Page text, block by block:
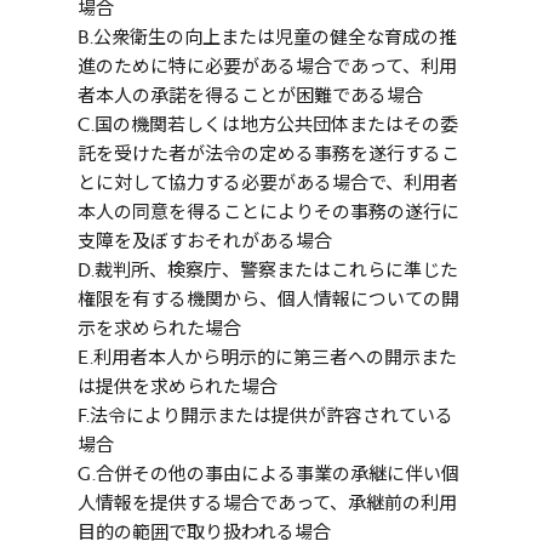
場合
B.公衆衛生の向上または児童の健全な育成の推
進のために特に必要がある場合であって、利用
者本人の承諾を得ることが困難である場合
C.国の機関若しくは地方公共団体またはその委
託を受けた者が法令の定める事務を遂行するこ
とに対して協力する必要がある場合で、利用者
本人の同意を得ることによりその事務の遂行に
支障を及ぼすおそれがある場合
D.裁判所、検察庁、警察またはこれらに準じた
権限を有する機関から、個人情報についての開
示を求められた場合
E.利用者本人から明示的に第三者への開示また
は提供を求められた場合
F.法令により開示または提供が許容されている
場合
G.合併その他の事由による事業の承継に伴い個
人情報を提供する場合であって、承継前の利用
目的の範囲で取り扱われる場合